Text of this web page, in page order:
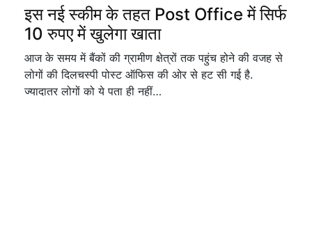
इस नई स्कीम के तहत Post Office में सिर्फ
10 रुपए में खुलेगा खाता
आज के समय में बैंकों की ग्रामीण क्षेत्रों तक पहुंच होने की वजह से
लोगों की दिलचस्पी पोस्ट ऑफिस की ओर से हट सी गई है.
ज्यादातर लोगों को ये पता ही नहीं…